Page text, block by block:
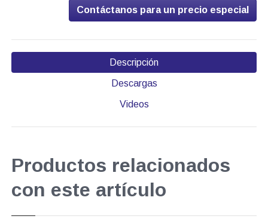
Contáctanos para un precio especial
Descripción
Descargas
Videos
Productos relacionados
con este artículo